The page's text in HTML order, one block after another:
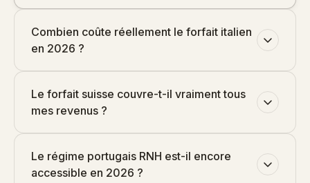
Combien coûte réellement le forfait italien
en 2026 ?
Le forfait suisse couvre-t-il vraiment tous
mes revenus ?
Le régime portugais RNH est-il encore
accessible en 2026 ?